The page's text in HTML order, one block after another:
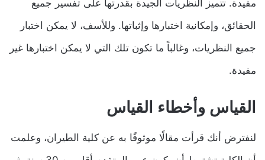
مفيدة. تتميز النظريات الجيدة بقدرتها على تفسير جميع
الحقائق، وإمكانية اختبارها وإثباتها. وللأسف، لا يمكن اختبار
جميع النظريات، وغالباً ما تكون تلك التي لا يمكن اختبارها غير
مفيدة.
القياس وأخطاء القياس
لنفترض أنك قرأت مقالًا موثوقًا به عن كلية الطيران، وعلمت